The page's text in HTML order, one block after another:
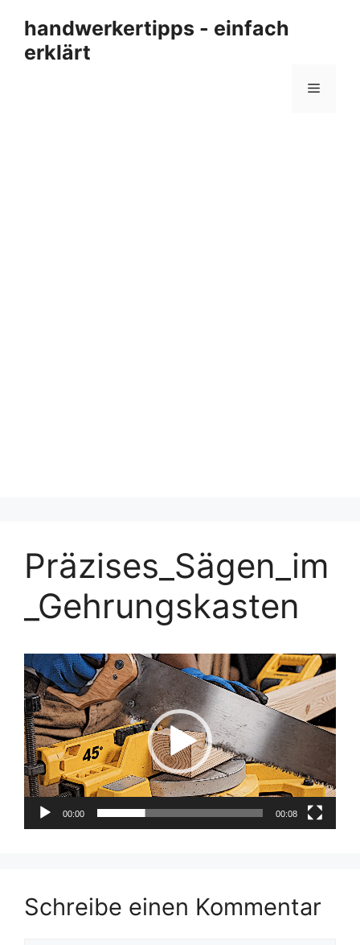
Inhalt
springen
handwerkertipps - einfach
erklärt
Menü
Präzises_Sägen_im
_Gehrungskasten
Video-
Player
00:00 00:08
Schreibe einen Kommentar